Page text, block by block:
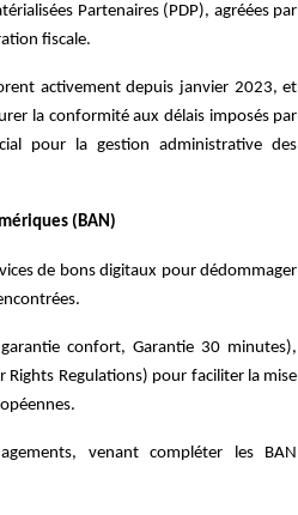
Partenaires (PDP), agréées par
fiscale.
activement depuis janvier 2023, et
la conformité aux délais imposés par
pour la gestion administrative des
(BAN)
de bons digitaux pour dédommager
confort, Garantie 30 minutes),
Rights Regulations) pour faciliter la mise
venant compléter les BAN